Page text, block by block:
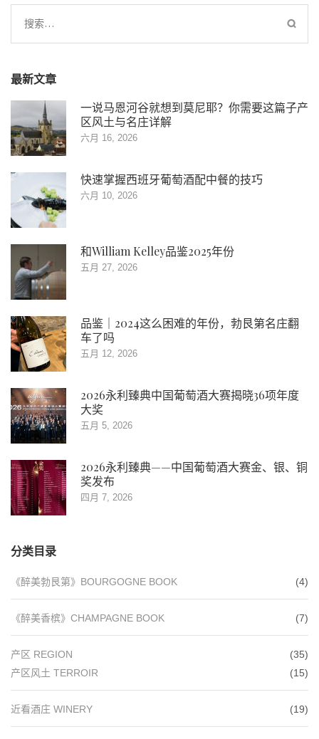
搜
索：
最新文章
一说马恩河谷就想到莫尼耶？你需要这篇子产
区风土与名庄详解
六月 16, 2026
快速掌握西班牙葡萄酒配中餐的技巧
六月 10, 2026
和William Kelley品鉴2025年份
五月 27, 2026
品鉴｜2024这么困难的年份，勃艮第名庄翻
车了吗
五月 12, 2026
2026永利臻典中国葡萄酒大赛揭晓36项年度
大奖
五月 5, 2026
2026永利臻典——中国葡萄酒大赛金、银、铜
奖发布
四月 7, 2026
分类目录
《醉美勃艮第》BOURGOGNE BOOK (4)
《醉美香槟》CHAMPAGNE BOOK (7)
产区 REGION
(35)
产区风土 TERROIR
(15)
近看酒庄 WINERY (19)